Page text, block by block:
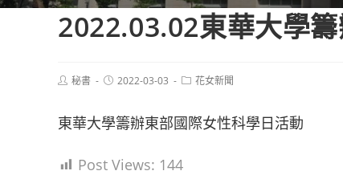
2022.03.02東華大學
Post秘書
Post2022-03-03
Post花女新聞
東華大學籌辦東部國際女性科學日活動
Post Views: 144